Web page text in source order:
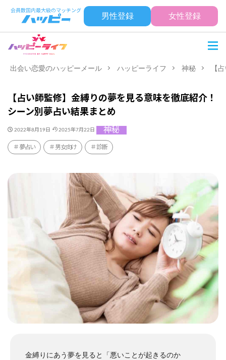
男性登録 女性登録
出会い恋愛のハッピーメール ハッピーライフ 神秘 【
【占い師監修】金縛りの夢を見る意味を徹底紹介！
シーン別夢占い結果まとめ
2022年8月19日 2025年7月22日 神秘
夢占い 男女向け 診断
金縛りにあう夢を見ると「悪いことが起きるのか